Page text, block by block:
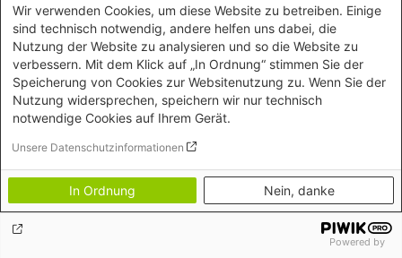
Gespräch am 8. März 2023.
1 Rostami, Mari R. (2019):Kurdish Nationalism on Stage.
Performance Politics and Resistance in Iraq. London:
I.B.Tauris.
2 Ebd.
3 Ebd., S. 28.
4 Ebd., S. 31.
5 Malley, Shawn (2008):
Layard Enterprise: Victorian
Wir verwenden Cookies, um diese Website zu betreiben. Einige
sind technisch notwendig, andere helfen uns dabei, die
Nutzung der Website zu analysieren und so die Website zu
verbessern. Mit dem Klick auf „In Ordnung“ stimmen Sie der
Speicherung von Cookies zur Websitenutzung zu. Wenn Sie der
Nutzung widersprechen, speichern wir nur technisch
notwendige Cookies auf Ihrem Gerät.
Unsere Datenschutzinformationen
In Ordnung Nein, danke
Powered by